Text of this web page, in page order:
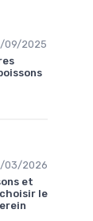
09/2025
03/2026
et
le